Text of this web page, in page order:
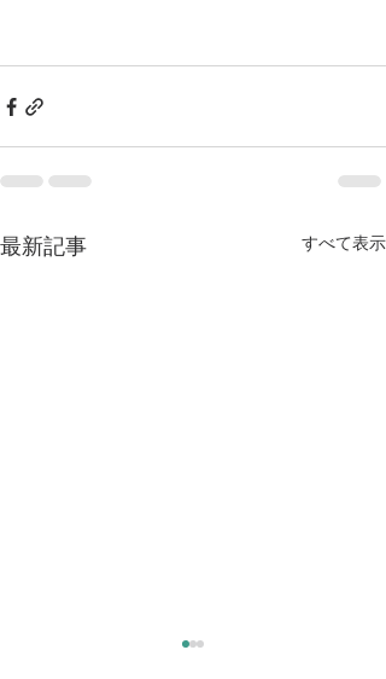
最新記事 すべて表示